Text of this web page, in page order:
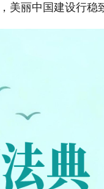
丽中国建设行稳